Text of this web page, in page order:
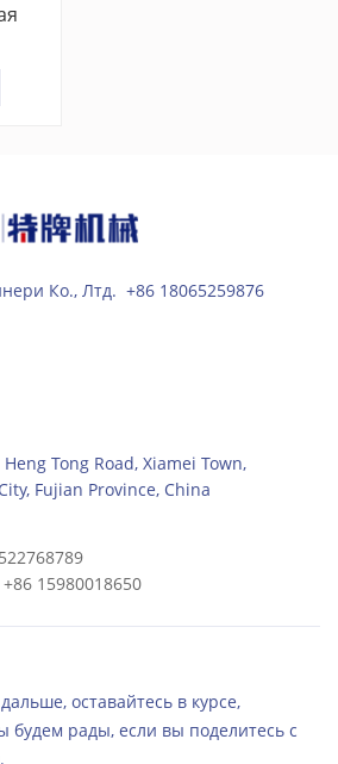
Ко., Лтд. +86 18065259876
Tong Road, Xiamei Town,
Fujian Province, China
15980018650
оставайтесь в курсе,
будем рады, если вы поделитесь с